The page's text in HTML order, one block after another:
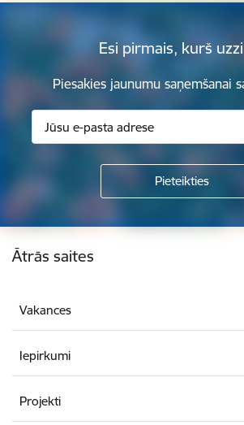
Esi pirmais, kurš
Piesakies jaunumu saņemšanai
Kājene
Ātrās saites
Vakances
Iepirkumi
Projekti